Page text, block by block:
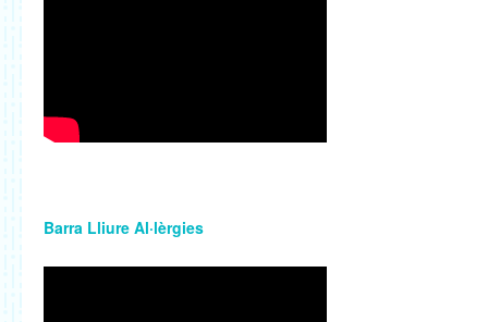
Barra Lliure Al·lèrgies